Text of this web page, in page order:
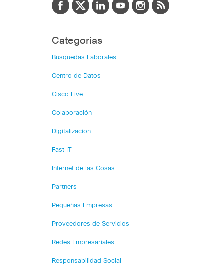
Categorías
Búsquedas Laborales
Centro de Datos
Cisco Live
Colaboración
Digitalización
Fast IT
Internet de las Cosas
Partners
Pequeñas Empresas
Proveedores de Servicios
Redes Empresariales
Responsabilidad Social